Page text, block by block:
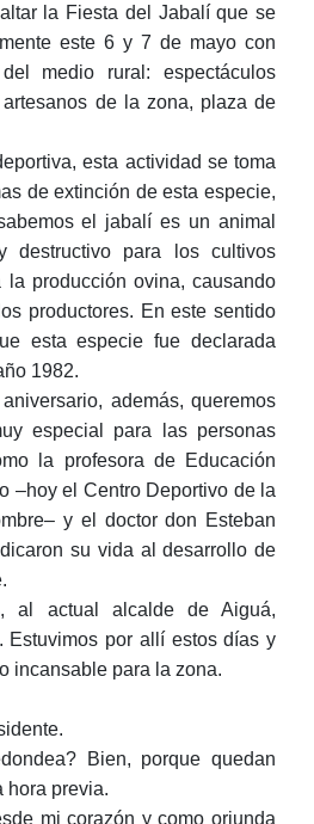
la Fiesta del Jabalí que se
este 6 y 7 de mayo con
medio rural: espectáculos
de la zona, plaza de
esta actividad se toma
de extinción de esta especie,
el jabalí es un animal
destructivo para los cultivos
la producción ovina, causando
productores. En este sentido
esta especie fue declarada
1982.
además, queremos
especial para las personas
la profesora de Educación
‒hoy el Centro Deportivo de la
y el doctor don Esteban
su vida al desarrollo de
al actual alcalde de Aiguá,
Estuvimos por allí estos días y
incansable para la zona.
Bien, porque quedan
hora previa.
mi corazón y como oriunda